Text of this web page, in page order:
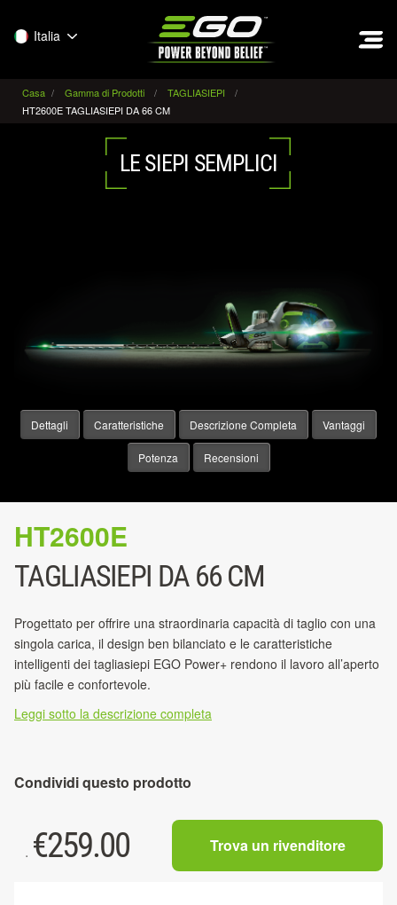
Italia
Casa Gamma di Prodotti
TAGLIASIEPI
HT2600E TAGLIASIEPI DA 66 CM
LE SIEPI SEMPLICI
Dettagli Caratteristiche Descrizione Completa Vantaggi
Potenza Recensioni
HT2600E
TAGLIASIEPI DA 66 CM
Progettato per offrire una straordinaria capacità di taglio con una
singola carica, il design ben bilanciato e le caratteristiche
intelligenti dei tagliasiepi EGO Power+ rendono il lavoro all’aperto
più facile e confortevole.
Leggi sotto la descrizione completa
Condividi questo prodotto
. €259.00 Trova un rivenditore